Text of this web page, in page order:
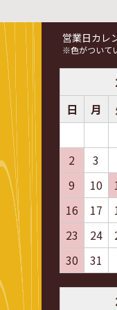
営業日カレ
※色がついて
日
月
2
3
9
10
16
17
23
24
30
31